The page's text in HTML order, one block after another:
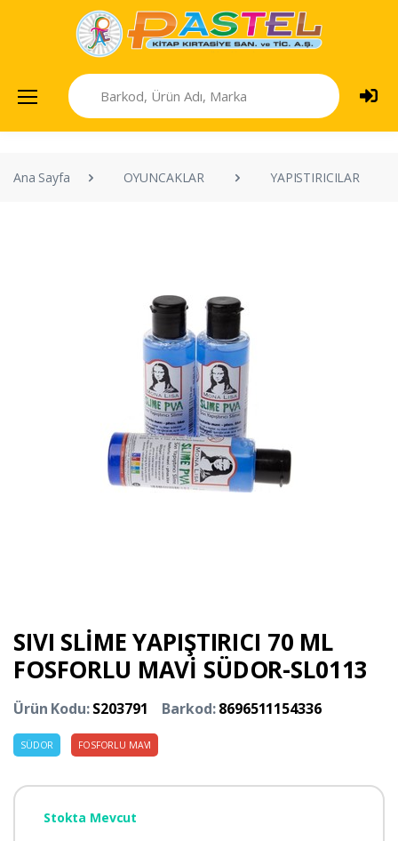
Ana Sayfa OYUNCAKLAR YAPISTIRICILAR
SIVI SLİME YAPIŞTIRICI 70 ML
FOSFORLU MAVİ SÜDOR-SL0113
Ürün Kodu:S203791 Barkod:8696511154336
SÜDOR FOSFORLU MAVI
Stokta Mevcut